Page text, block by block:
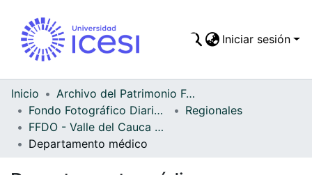
Todo DSpace
Estadísticas
Iniciar sesión
Inicio
Archivo del Patrimonio Fotográfico y Fílmico del Valle del Cauca
Fondo Fotográfico Diario Occidente
Regionales
FFDO - Valle del Cauca - Patrimonial
Departamento médico